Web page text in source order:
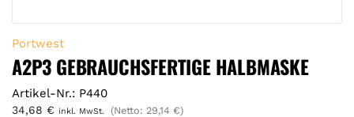
Portwest
A2P3 GEBRAUCHSFERTIGE HALBMASKE
Artikel-Nr.: P440
34,68 € inkl. MwSt. (Netto: 29,14 €)